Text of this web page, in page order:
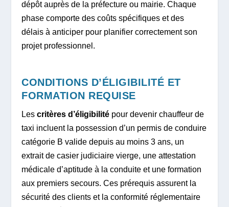
dépôt auprès de la préfecture ou mairie. Chaque
phase comporte des coûts spécifiques et des
délais à anticiper pour planifier correctement son
projet professionnel.
CONDITIONS D’ÉLIGIBILITÉ ET
FORMATION REQUISE
Lescritères d’éligibilité pour devenir chauffeur de
taxi incluent la possession d’un permis de conduire
catégorie B valide depuis au moins 3 ans, un
extrait de casier judiciaire vierge, une attestation
médicale d’aptitude à la conduite et une formation
aux premiers secours. Ces prérequis assurent la
sécurité des clients et la conformité réglementaire